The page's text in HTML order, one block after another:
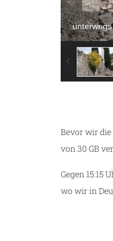
Bevor wir
von 30 GB
Gegen
wo wir in